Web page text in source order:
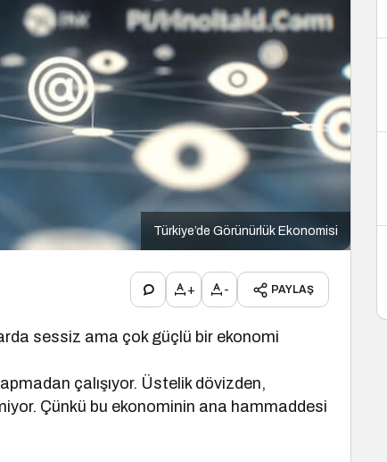
Türkiye’de Görünürlük Ekonomisi
+ - PAYLAŞ
sessiz ama çok güçlü bir ekonomi
çalışıyor. Üstelik dövizden,
Çünkü bu ekonominin ana hammaddesi